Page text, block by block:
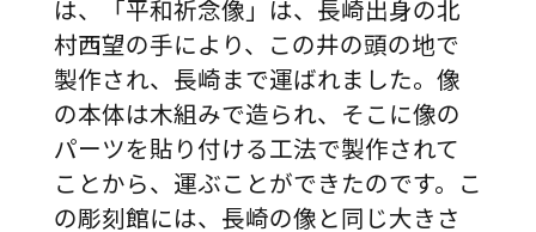
は、「平和祈念像」は、長崎出身の北
村西望の手により、この井の頭の地で
製作され、長崎まで運ばれました。像
の本体は木組みで造られ、そこに像の
パーツを貼り付ける工法で製作されて
ことから、運ぶことができたのです。こ
の彫刻館には、長崎の像と同じ大きさ